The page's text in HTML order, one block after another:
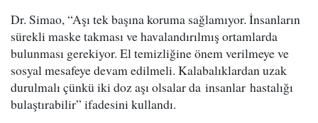
Dr. Simao, “Aşı tek başına koruma sağlamıyor. İnsanların
sürekli maske takması ve havalandırılmış ortamlarda
bulunması gerekiyor. El temizliğine önem verilmeye ve
sosyal mesafeye devam edilmeli. Kalabalıklardan uzak
durulmalı çünkü iki doz aşı olsalar da insanlar hastalığı
bulaştırabilir” ifadesini kullandı.